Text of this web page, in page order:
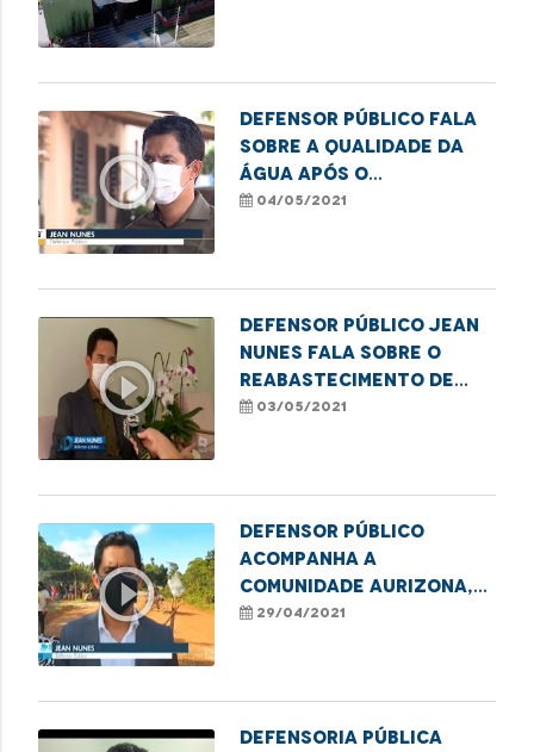
play_circle_outline
Defensor Público fala
sobre a qualidade da
água após o
rompimento da
04/05/2021
play_circle_outline
Defensor Público Jean
Nunes fala sobre o
reabastecimento de
água da comunidade
03/05/2021
play_circle_outline
Defensor público
acompanha a
comunidade Aurizona,
após rompimento de
29/04/2021
Defensoria Pública